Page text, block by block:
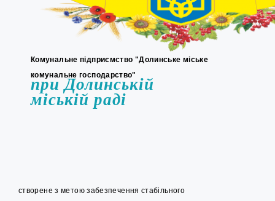
Комунальне підприємство "Долинське міське
комунальне господарство"
при Долинській
міській раді
створене з метою забезпечення стабільного